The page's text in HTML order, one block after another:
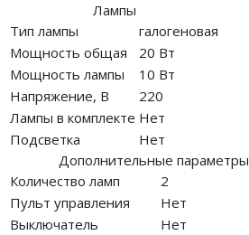
Лампы
Тип лампы
галогеновая
Мощность общая
20 Вт
Мощность лампы
10 Вт
Напряжение, В
220
Лампы в комплекте Нет
Подсветка
Нет
Дополнительные параметры
Количество ламп
2
Пульт управления
Нет
Выключатель
Нет